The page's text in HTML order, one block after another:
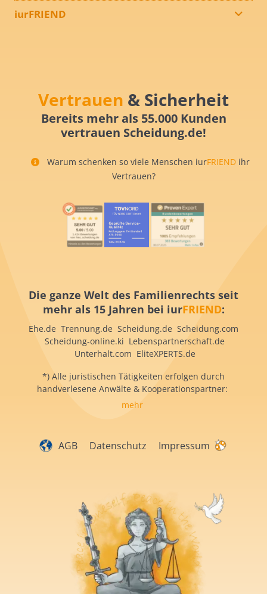
iurFRIEND
Vertrauen & Sicherheit
Bereits mehr als 55.000 Kunden
vertrauen Scheidung.de!
Warum schenken so viele Menschen iurFRIEND ihr
Vertrauen?
Die ganze Welt des Familienrechts seit
mehr als 15 Jahren bei iurFRIEND:
Ehe.de Trennung.de Scheidung.de Scheidung.com
Scheidung-online.ki Lebenspartnerschaft.de
Unterhalt.com EliteXPERTS.de
*) Alle juristischen Tätigkeiten erfolgen durch
handverlesene Anwälte & Kooperationspartner:
mehr
AGB Datenschutz Impressum